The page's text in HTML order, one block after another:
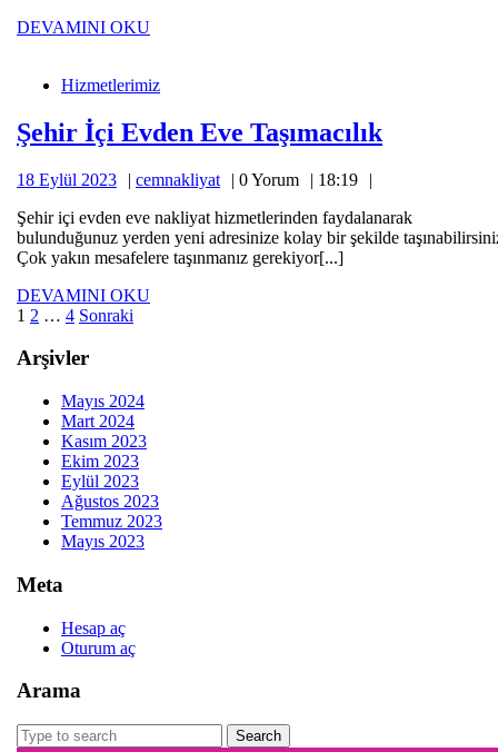
DEVAMINI OKUDEVAMINI
Evden
Taşımacılık
Hizmetlerimiz
Şehir İçi Evden Eve TaşımacılıkŞehir
Eve
18 Eylül 202318
2023
cemnakliyatcemnakliyat
0 Yorum
18:19
Şehir içi evden eve nakliyat hizmetlerinden faydalanarak
bulunduğunuz yerden yeni adresinize kolay bir şekilde
Çok yakın mesafelere taşınmanız gerekiyor[...]
DEVAMINI OKUDEVAMINI
Yazı
sayfalaması
1 2 … 4 Sonraki
Arşivler
Mayıs 2024
Mart 2024
Kasım 2023
Ekim 2023
Eylül 2023
Ağustos 2023
Temmuz 2023
Mayıs 2023
Meta
Hesap aç
Oturum aç
Arama
Search